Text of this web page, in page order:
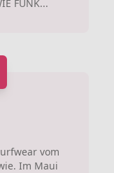
FUNK...
vom
Im Maui